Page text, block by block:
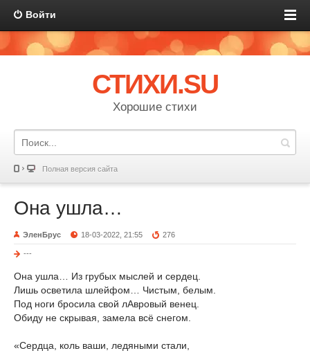
Войти
СТИХИ.SU
Хорошие стихи
Полная версия сайта
Она ушла…
ЭленБрус 18-03-2022, 21:55 276
---
Она ушла… Из грубых мыслей и сердец.
Лишь осветила шлейфом… Чистым, белым.
Под ноги бросила свой лАвровый венец.
Обиду не скрывая, замела всё снегом.
«Сердца, коль ваши, ледяными стали,